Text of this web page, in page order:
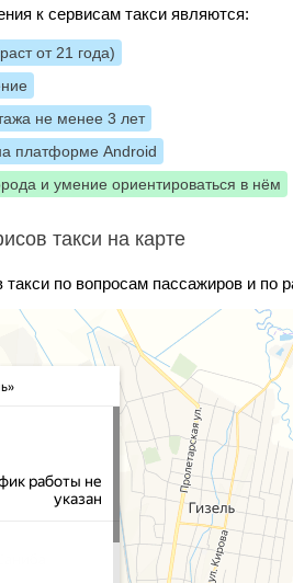
к сервисам такси являются:
от 21 года)
не менее 3 лет
платформе Android
и умение ориентироваться в нём
такси на карте
по вопросам пассажиров и по